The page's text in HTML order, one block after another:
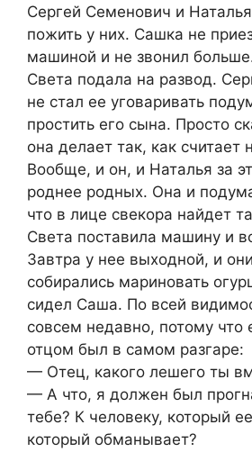
Сергей Семенович и
пожить у них. Сашка не
машиной и не звонил
Света подала на развод.
не стал ее уговаривать
простить его сына. Просто
она делает так, как считает
Вообще, и он, и Наталья за
роднее родных. Она и
что в лице свекора найдет
Света поставила машину и
Завтра у нее выходной, и
собирались мариновать
сидел Саша. По всей
совсем недавно, потому что
отцом был в самом разгаре:
— Отец, какого лешего ты
— А что, я должен был
тебе? К человеку, который
который обманывает?